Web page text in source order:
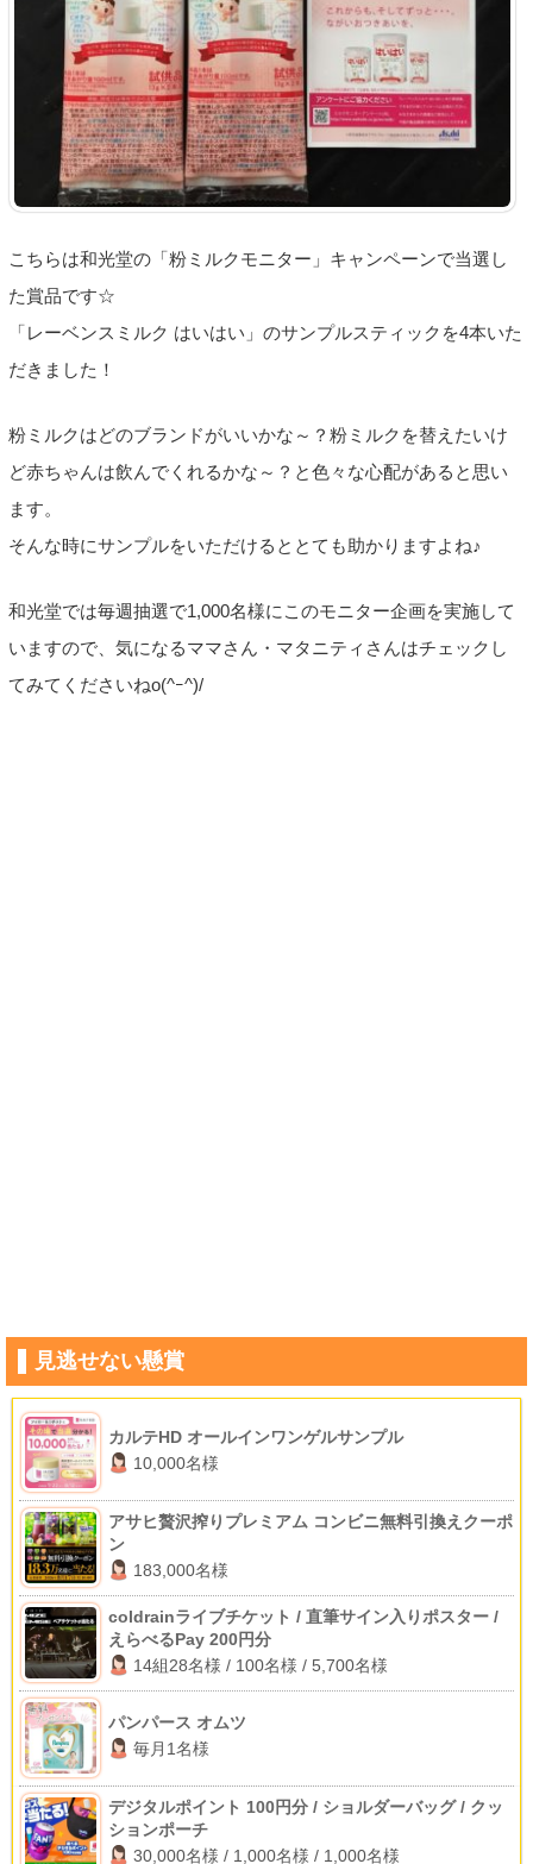
こちらは和光堂の「粉ミルクモニター」キャンペーンで当選し
た賞品です☆
「レーベンスミルク はいはい」のサンプルスティックを4本いた
だきました！
粉ミルクはどのブランドがいいかな～？粉ミルクを替えたいけ
ど赤ちゃんは飲んでくれるかな～？と色々な心配があると思い
ます。
そんな時にサンプルをいただけるととても助かりますよね♪
和光堂では毎週抽選で1,000名様にこのモニター企画を実施して
いますので、気になるママさん・マタニティさんはチェックし
てみてくださいねo(^ｰ^)/
見逃せない懸賞
カルテHD オールインワンゲルサンプル
10,000名様
アサヒ贅沢搾りプレミアム コンビニ無料引換えクーポ
ン
183,000名様
coldrainライブチケット / 直筆サイン入りポスター /
えらべるPay 200円分
14組28名様 / 100名様 / 5,700名様
パンパース オムツ
毎月1名様
デジタルポイント 100円分 / ショルダーバッグ / クッ
ションポーチ
30,000名様 / 1,000名様 / 1,000名様